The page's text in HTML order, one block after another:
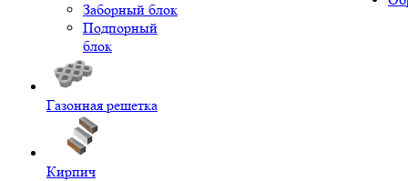
Заборный блок
Подпорный
блок
Газонная решетка
Кирпич